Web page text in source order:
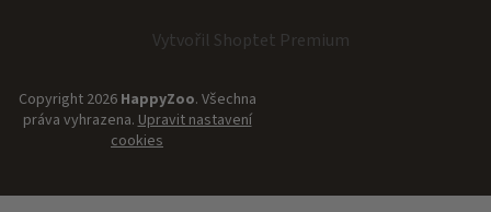
Vytvořil Shoptet Premium
Copyright 2026 HappyZoo. Všechna
práva vyhrazena. Upravit nastavení
cookies